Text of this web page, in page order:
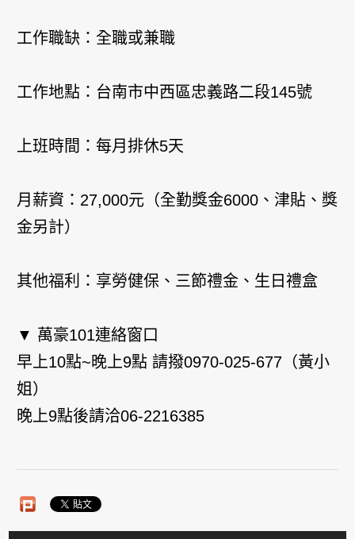
工作職缺：全職或兼職
工作地點：台南市中西區忠義路二段145號
上班時間：每月排休5天
月薪資：27,000元（全勤獎金6000、津貼、獎
金另計）
其他福利：享勞健保、三節禮金、生日禮盒
▼ 萬豪101連絡窗口
早上10點~晚上9點 請撥0970-025-677（黃小
姐）
晚上9點後請洽06-2216385